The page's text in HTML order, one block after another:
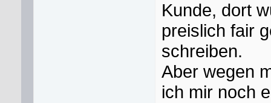
Kunde, dort
preislich fair
schreiben.
Aber wegen
ich mir noch